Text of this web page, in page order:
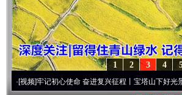
4
3
2
1
牢记初心使命 奋进复兴征程丨宝塔山下好光景..·[视频]